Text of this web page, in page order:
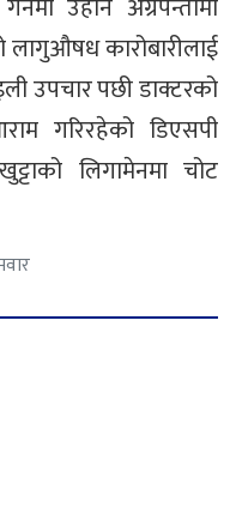
उहाँनै अग्रपन्तीमा
कारोबारीलाई
उपचार पछी डाक्टरको
गरिरहेको डिएसपी
लिगामेनमा चोट